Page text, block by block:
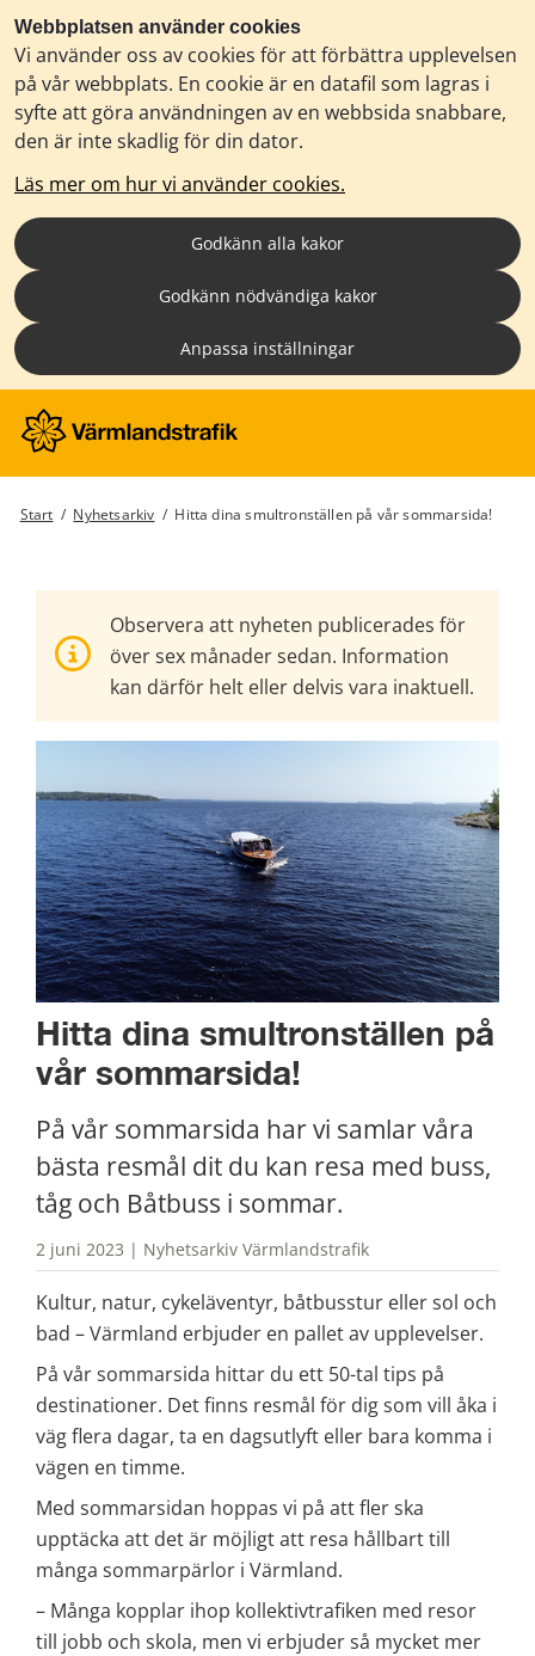
Webbplatsen använder cookies
Vi använder oss av cookies för att förbättra upplevelsen
på vår webbplats. En cookie är en datafil som lagras i
syfte att göra användningen av en webbsida snabbare,
den är inte skadlig för din dator.
Läs mer om hur vi använder cookies.
Godkänn alla kakor
Godkänn nödvändiga kakor
Anpassa inställningar
Start / Nyhetsarkiv / Hitta dina smultronställen på vår sommarsida!
Observera att nyheten publicerades för
över sex månader sedan. Information
kan därför helt eller delvis vara inaktuell.
Hitta dina smultronställen på
vår sommarsida!
På vår sommarsida har vi samlar våra
bästa resmål dit du kan resa med buss,
tåg och Båtbuss i sommar.
2 juni 2023 | Nyhetsarkiv Värmlandstrafik
Kultur, natur, cykeläventyr, båtbusstur eller sol och
bad – Värmland erbjuder en pallet av upplevelser.
På vår sommarsida hittar du ett 50-tal tips på
destinationer. Det finns resmål för dig som vill åka i
väg flera dagar, ta en dagsutlyft eller bara komma i
vägen en timme.
Med sommarsidan hoppas vi på att fler ska
upptäcka att det är möjligt att resa hållbart till
många sommarpärlor i Värmland.
– Många kopplar ihop kollektivtrafiken med resor
till jobb och skola, men vi erbjuder så mycket mer